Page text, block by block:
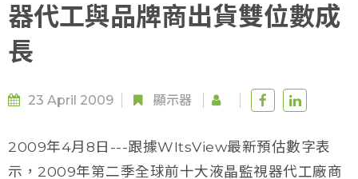
器代工與品牌商出貨雙位數成
長
23 April 2009 顯示器
2009年4月8日---跟據WItsView最新預估數字表
示，2009年第二季全球前十大液晶監視器代工廠商